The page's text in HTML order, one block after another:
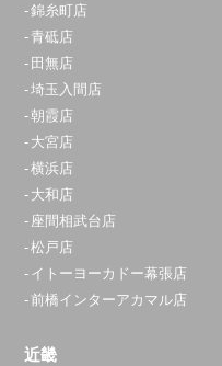
錦糸町店
青砥店
田無店
埼玉入間店
朝霞店
大宮店
横浜店
大和店
座間相武台店
松戸店
イトーヨーカドー幕張店
前橋インターアカマル店
近畿